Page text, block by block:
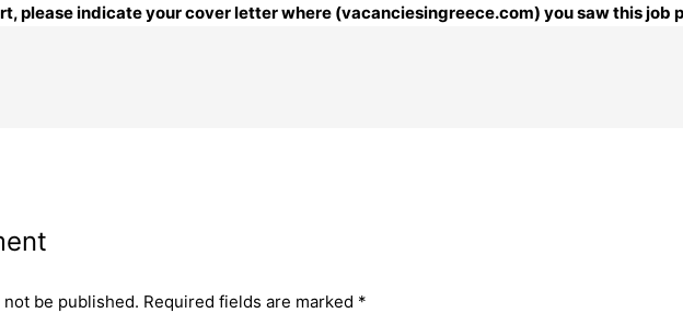
please indicate your cover letter where (vacanciesingreece.com) you saw this job
be published. Required fields are marked *